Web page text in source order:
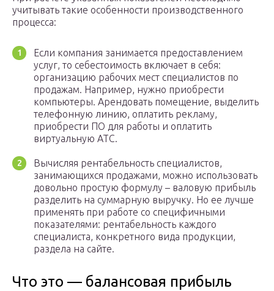
учитывать такие особенности производственного
процесса:
Если компания занимается предоставлением
услуг, то себестоимость включает в себя:
организацию рабочих мест специалистов по
продажам. Например, нужно приобрести
компьютеры. Арендовать помещение, выделить
телефонную линию, оплатить рекламу,
приобрести ПО для работы и оплатить
виртуальную АТС.
Вычисляя рентабельность специалистов,
занимающихся продажами, можно использовать
довольно простую формулу – валовую прибыль
разделить на суммарную выручку. Но ее лучше
применять при работе со специфичными
показателями: рентабельность каждого
специалиста, конкретного вида продукции,
раздела на сайте.
Что это — балансовая прибыль